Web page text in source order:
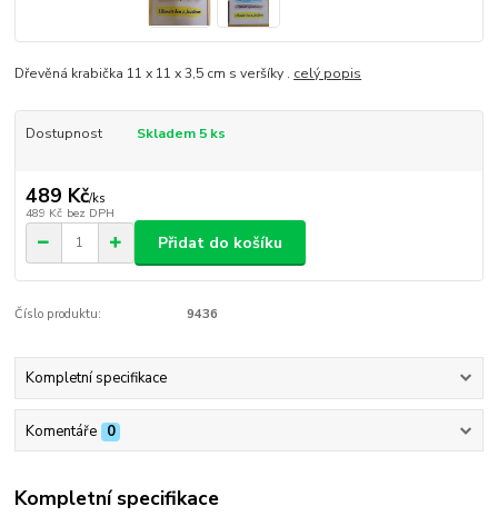
Dřevěná krabička 11 x 11 x 3,5 cm s veršíky . celý popis
Dostupnost Skladem 5 ks
489 Kč/ks
489 Kč bez DPH
Přidat do košíku
Číslo produktu: 9436
Kompletní specifikace
Komentáře 0
Kompletní specifikace